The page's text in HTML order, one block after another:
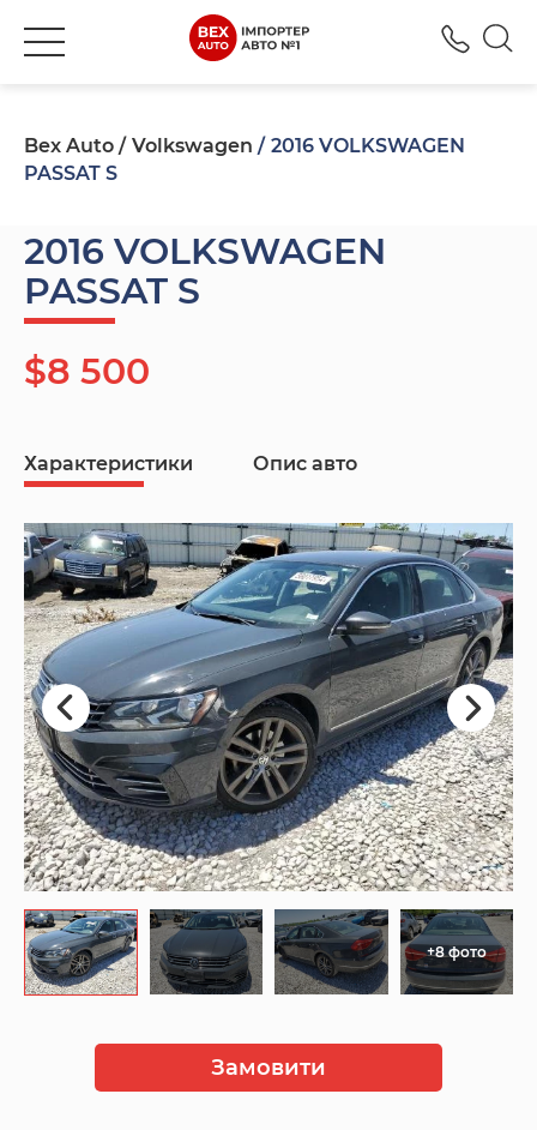
Bex Auto Volkswagen
2016 VOLKSWAGEN
PASSAT S
2016 VOLKSWAGEN
PASSAT S
$8 500
Характеристики Опис авто
+8 фото
Замовити